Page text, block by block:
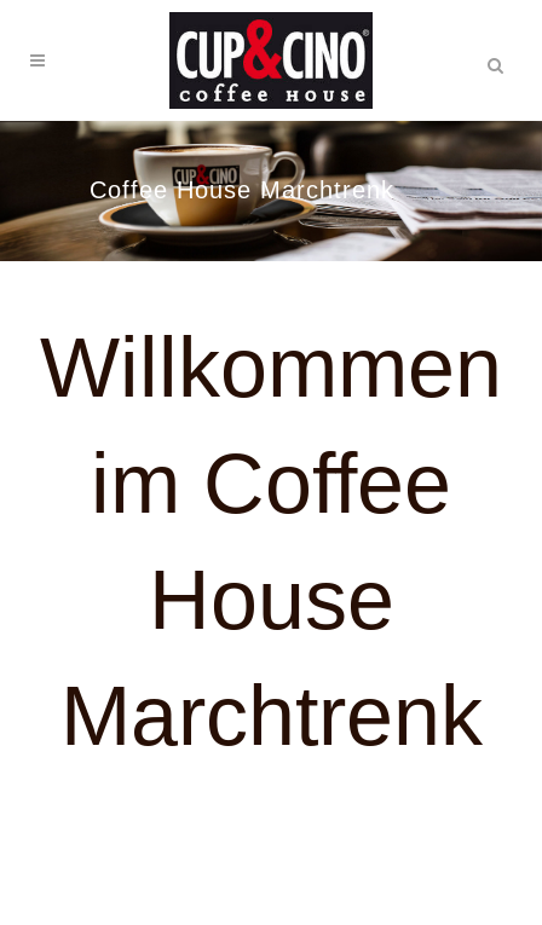
Coffee House Marchtrenk
Willkommen
im Coffee
House
Marchtrenk